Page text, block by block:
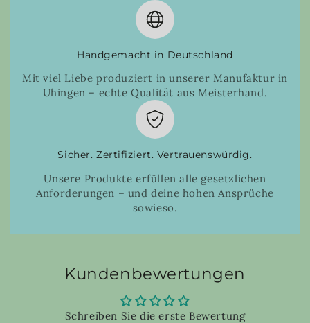
Handgemacht in Deutschland
Mit viel Liebe produziert in unserer Manufaktur in
Uhingen – echte Qualität aus Meisterhand.
Sicher. Zertifiziert. Vertrauenswürdig.
Unsere Produkte erfüllen alle gesetzlichen
Anforderungen – und deine hohen Ansprüche
sowieso.
Kundenbewertungen
Schreiben Sie die erste Bewertung